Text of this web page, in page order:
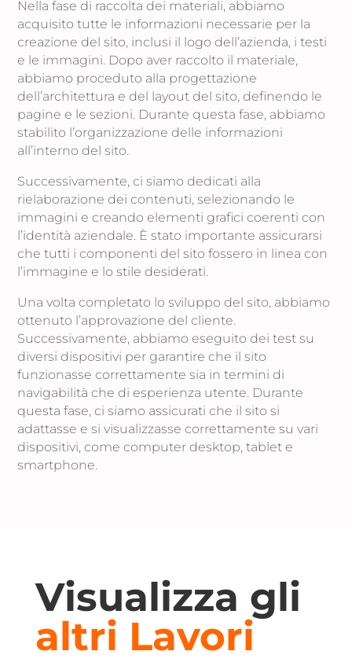
Nella fase di raccolta dei materiali, abbiamo
acquisito tutte le informazioni necessarie per la
creazione del sito, inclusi il logo dell’azienda, i testi
e le immagini. Dopo aver raccolto il materiale,
abbiamo proceduto alla progettazione
dell’architettura e del layout del sito, definendo le
pagine e le sezioni. Durante questa fase, abbiamo
stabilito l’organizzazione delle informazioni
all’interno del sito.
Successivamente, ci siamo dedicati alla
rielaborazione dei contenuti, selezionando le
immagini e creando elementi grafici coerenti con
l’identità aziendale. È stato importante assicurarsi
che tutti i componenti del sito fossero in linea con
l’immagine e lo stile desiderati.
Una volta completato lo sviluppo del sito, abbiamo
ottenuto l’approvazione del cliente.
Successivamente, abbiamo eseguito dei test su
diversi dispositivi per garantire che il sito
funzionasse correttamente sia in termini di
navigabilità che di esperienza utente. Durante
questa fase, ci siamo assicurati che il sito si
adattasse e si visualizzasse correttamente su vari
dispositivi, come computer desktop, tablet e
smartphone.
Visualizza gli
altri Lavori